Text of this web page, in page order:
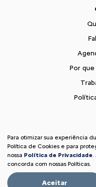
Por que
Desacelere.
Para otimizar sua experiência
Política de Cookies e para
nossa Política de Privacidade.
concorda com nossas Políticas.
Aceitar